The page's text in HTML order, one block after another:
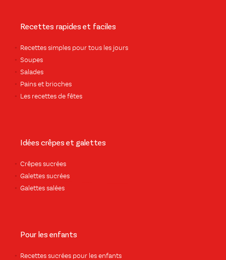
Recettes rapides et faciles
Recettes simples pour tous les jours
Soupes
Salades
Pains et brioches
Les recettes de fêtes
Idées crêpes et galettes
Crêpes sucrées
Galettes sucrées
Galettes salées
Pour les enfants
Recettes sucrées pour les enfants